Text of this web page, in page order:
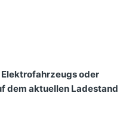
oder
dem aktuellen Ladestand